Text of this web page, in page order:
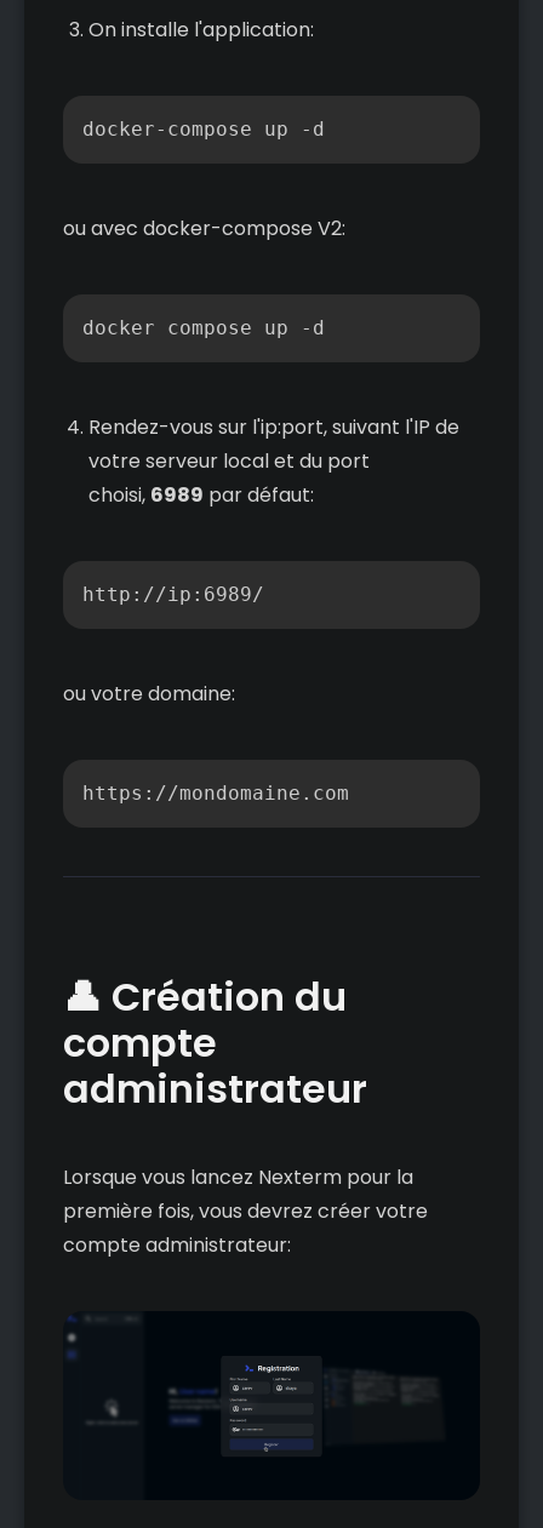
On installe l'application:
ou avec docker-compose V2:
docker compose up -d
Rendez-vous sur l'ip:port, suivant l'IP de
votre serveur local et du port
choisi, 6989 par défaut:
http://ip:6989/
ou votre domaine:
https://mondomaine.com
👤 Création du
compte
administrateur
Lorsque vous lancez Nexterm pour la
première fois, vous devrez créer votre
compte administrateur: